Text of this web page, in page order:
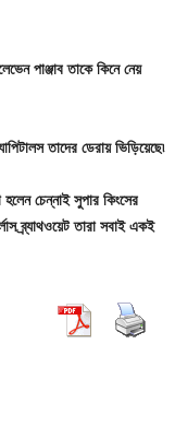
পাঞ্জাব তাকে কিনে নেয়
তাদের ডেরায় ভিড়িয়েছে৷
চেন্নাই সুপার কিংসের
ব্র্যাথওয়েট তারা সবাই একই